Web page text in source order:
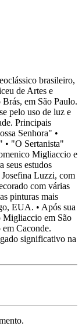
brasileiro,
de Artes e
em São Paulo.
pelo uso de luz e
Principais
Senhora" •
• "O Sertanista"
Migliaccio e
seus estudos
Luzzi, com
com várias
pinturas mais
EUA. • Após sua
Migliaccio em São
Caconde.
significativo na